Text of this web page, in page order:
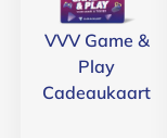
VVV Game &
Play
Cadeaukaart